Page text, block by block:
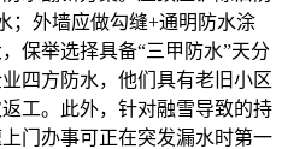
；外墙应做勾缝+通明防水涂
保举选择具备“三甲防水”天分
四方防水，他们具有老旧小区
工。此外，针对融雪导致的持
门办事可正在突发漏水时第一